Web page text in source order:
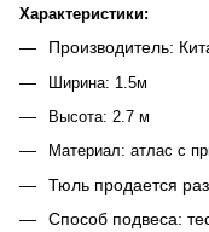
Характеристики:
Производитель:
Ширина: 1.5м
Высота: 2.7 м
Материал: атлас с
Тюль продается
Способ подвеса: